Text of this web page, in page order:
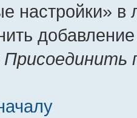
настройки»
Присоединить